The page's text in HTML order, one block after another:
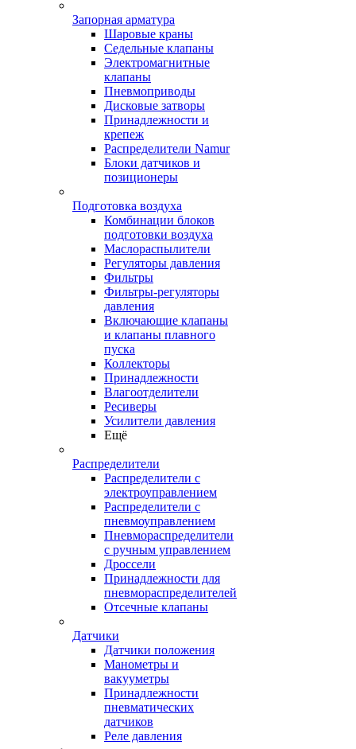
Запорная арматура
Шаровые краны
Седельные клапаны
Электромагнитные
клапаны
Пневмоприводы
Дисковые затворы
Принадлежности и
крепеж
Распределители Namur
Блоки датчиков и
позиционеры
Подготовка воздуха
Комбинации блоков
подготовки воздуха
Маслораспылители
Регуляторы давления
Фильтры
Фильтры-регуляторы
давления
Включающие клапаны
и клапаны плавного
пуска
Коллекторы
Принадлежности
Влагоотделители
Ресиверы
Усилители давления
Ещё
Распределители
Распределители с
электроуправлением
Распределители с
пневмоуправлением
Пневмораспределители
с ручным управлением
Дроссели
Принадлежности для
пневмораспределителей
Отсечные клапаны
Датчики
Датчики положения
Манометры и
вакууметры
Принадлежности
пневматических
датчиков
Реле давления